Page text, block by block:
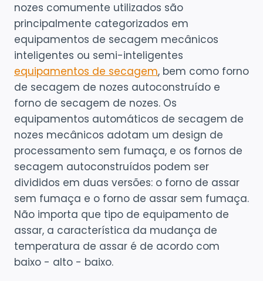
nozes comumente utilizados são
principalmente categorizados em
equipamentos de secagem mecânicos
inteligentes ou semi-inteligentes
equipamentos de secagem, bem como forno
de secagem de nozes autoconstruído e
forno de secagem de nozes. Os
equipamentos automáticos de secagem de
nozes mecânicos adotam um design de
processamento sem fumaça, e os fornos de
secagem autoconstruídos podem ser
divididos em duas versões: o forno de assar
sem fumaça e o forno de assar sem fumaça.
Não importa que tipo de equipamento de
assar, a característica da mudança de
temperatura de assar é de acordo com
baixo - alto - baixo.